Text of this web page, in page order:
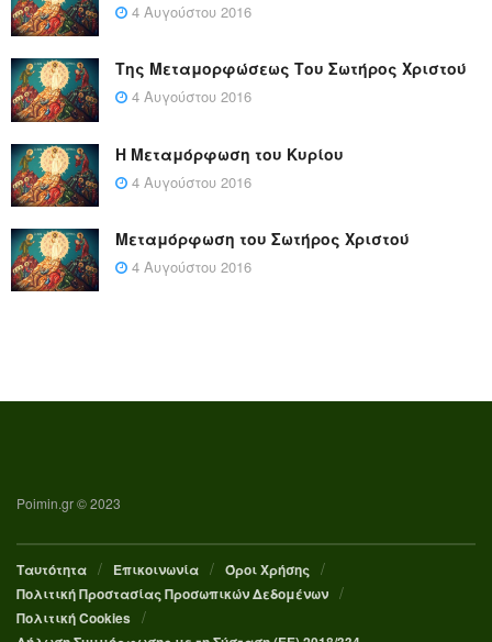
4 Αυγούστου 2016
Της Μεταμορφώσεως Του Σωτήρος Χριστού
4 Αυγούστου 2016
Η Μεταμόρφωση του Κυρίου
4 Αυγούστου 2016
Μεταμόρφωση του Σωτήρος Χριστού
4 Αυγούστου 2016
Poimin.gr © 2023
Ταυτότητα Επικοινωνία
Όροι Χρήσης
Πολιτική Προστασίας Προσωπικών Δεδομένων
Πολιτική Cookies